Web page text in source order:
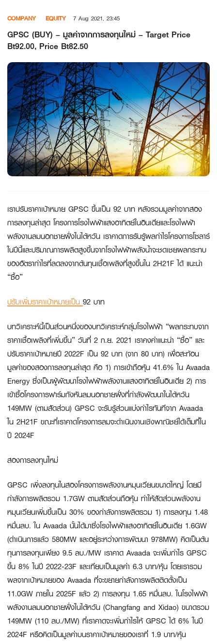
content
COMPANY EQUITY 7 Aug 2021, 23:45
GPSC (BUY) – มูลค่าจากการลงทุนใหม่ – Target Price
Bt92.00, Price Bt82.50
เราปรับราคาเป้าหมาย GPSC ขึ้นเป็น 92 บาท หลังรวมมูลค่าจากสอง
การลงทุนล่าสุด โครงการโรงไฟฟ้าแสงอาทิตย์ในอินเดียและโรงไฟฟ้า
พลังงานลมนอกชายฝั่งในไต้หวัน เราคาดการรับรู้ผลกำไรโครงการโซลาร์
ในปีนี้และปริมาณการผลิตสูงขึ้นจากโรงไฟฟ้าพลังน้ำจะชดเชยผลกระทบ
ของอัตรากำไรที่ลดลงจากต้นทุนเชื้อเพลิงที่สูงขึ้นใน 2H21F ได้ แนะนำ
“ซื้อ”
ปรับเพิ่มราคาเป้าหมายเป็น 92 บาท
บทวิเคราะห์นี้เป็นส่วนหนึ่งของบทวิเคราะห์กลุ่มโรงไฟฟ้า “ผลกระทบจาก
ราคาเชื้อเพลิงที่เพิ่มขึ้น” วันที่ 2 ก.ย. 2021 เราคงคำแนะนำ “ซื้อ” และ
ปรับราคาเป้าหมายปี 2022F เป็น 92 บาท (จาก 80 บาท) เพื่อสะท้อน
มูลค่าของสองการลงทุนล่าสุด คือ 1) การเข้าถือหุ้น 41.6% ใน Avaada
Energy ซึ่งเป็นผู้พัฒนาโรงไฟฟ้าพลังงานแสงอาทิตย์ในอินเดีย 2) การ
เข้าซื้อโครงการฟาร์มกังหันลมนอกชายฝั่งที่กำลังพัฒนาในไต้หวัน
149MW (ตามสัดส่วน) GPSC จะรับรู้ส่วนแบ่งกำไรทันทีจาก Avaada
ใน 2H21F ขณะที่เราคาดโครงการลมจะดำเนินงานเชิงพาณิชย์ได้เต็มที่ใน
ปี 2024F
สองการลงทุนใหม่
GPSC เพิ่งลงทุนในสองโครงการพลังงานหมุนเวียนขนาดใหญ่ โดยมี
กำลังการผลิตรวม 1.7GW ตามสัดส่วนถือหุ้น ทำให้สัดส่วนพลังงาน
หมุนเวียนเพิ่มขึ้นเป็น 30% ของกำลังการผลิตรวม 1) การลงทุน 1.48
หมื่นลบ. ใน Avaada นั้นได้มาซึ่งโรงไฟฟ้าแสงอาทิตย์ในอินเดีย 1.6GW
(ดำเนินการแล้ว 580MW และอยู่ระหว่างการพัฒนา 978MW) คิดเป็นต้น
ทุนการลงทุนเพียง 9.5 ลบ./MW เราคาด Avaada จะเพิ่มกำไร GPSC
ขึ้น 8% ในปี 2022-23F และเทียบเป็นมูลค่า 6.3 บาท/หุ้น โดยเรารวม
ผลจากเป้าหมายของ Avaada ที่จะขยายกำลังการผลิตติดตั้งเป็น
11.0GW ภายใน 2025F แล้ว 2) การลงทุน 1.65 หมื่นลบ. ในโรงไฟฟ้า
พลังงานลมนอกชายฝั่งในไต้หวัน (Changfang and Xidao) ขนาดรวม
149MW (110 ลบ./MW) ที่เราคาดจะเพิ่มกำไรให้ GPSC ได้ 6% ในปี
2024F หรือคิดเป็นมูลค่าบนราคาเป้าหมายของเราที่ 1.9 บาท/หุ้น